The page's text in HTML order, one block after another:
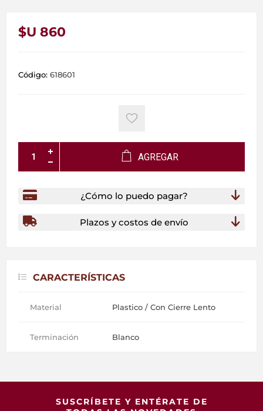
$U 860
Código: 618601
AGREGAR
¿Cómo lo puedo pagar?
Plazos y costos de envío
CARACTERÍSTICAS
Material Plastico / Con Cierre Lento
Terminación Blanco
SUSCRÍBETE Y ENTÉRATE DE